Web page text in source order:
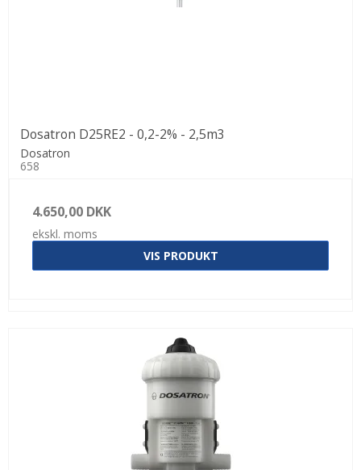
Dosatron D25RE2 - 0,2-2% - 2,5m3
Dosatron
658
4.650,00 DKK
ekskl. moms
VIS PRODUKT